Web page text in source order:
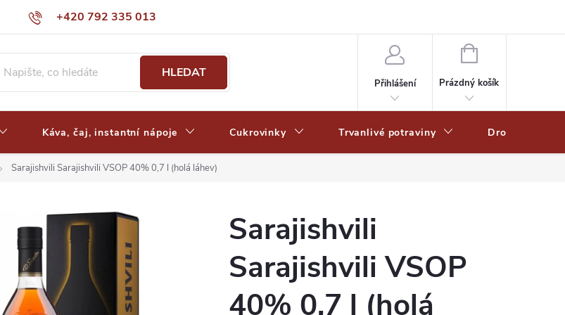
+420 792 335 013
Výdejní místa a ceny dopravy Často kladené otázky
HLEDAT
Přihlášení
NÁKUPNÍ
Prázdný košík
Káva, čaj, instantní nápoje Cukrovinky Trvanlivé potraviny Drogerie
Sarajishvili Sarajishvili VSOP 40% 0,7 l (holá láhev)
Sarajishvili
Sarajishvili VSOP
40% 0,7 l (holá